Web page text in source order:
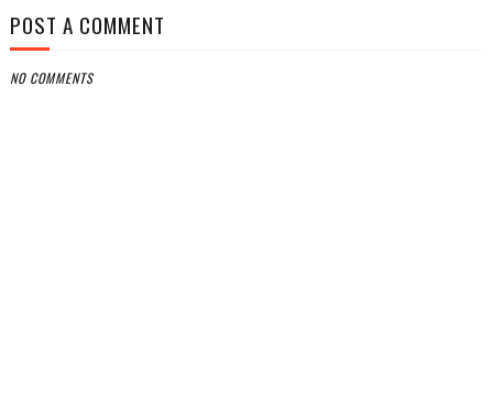
POST A COMMENT
NO COMMENTS